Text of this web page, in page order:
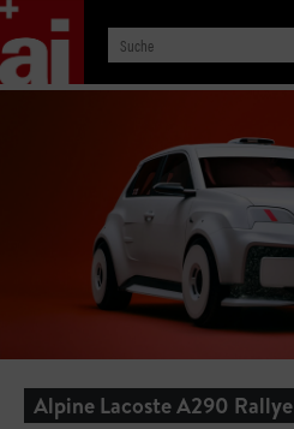
Alpine Lacoste A290 Rallye